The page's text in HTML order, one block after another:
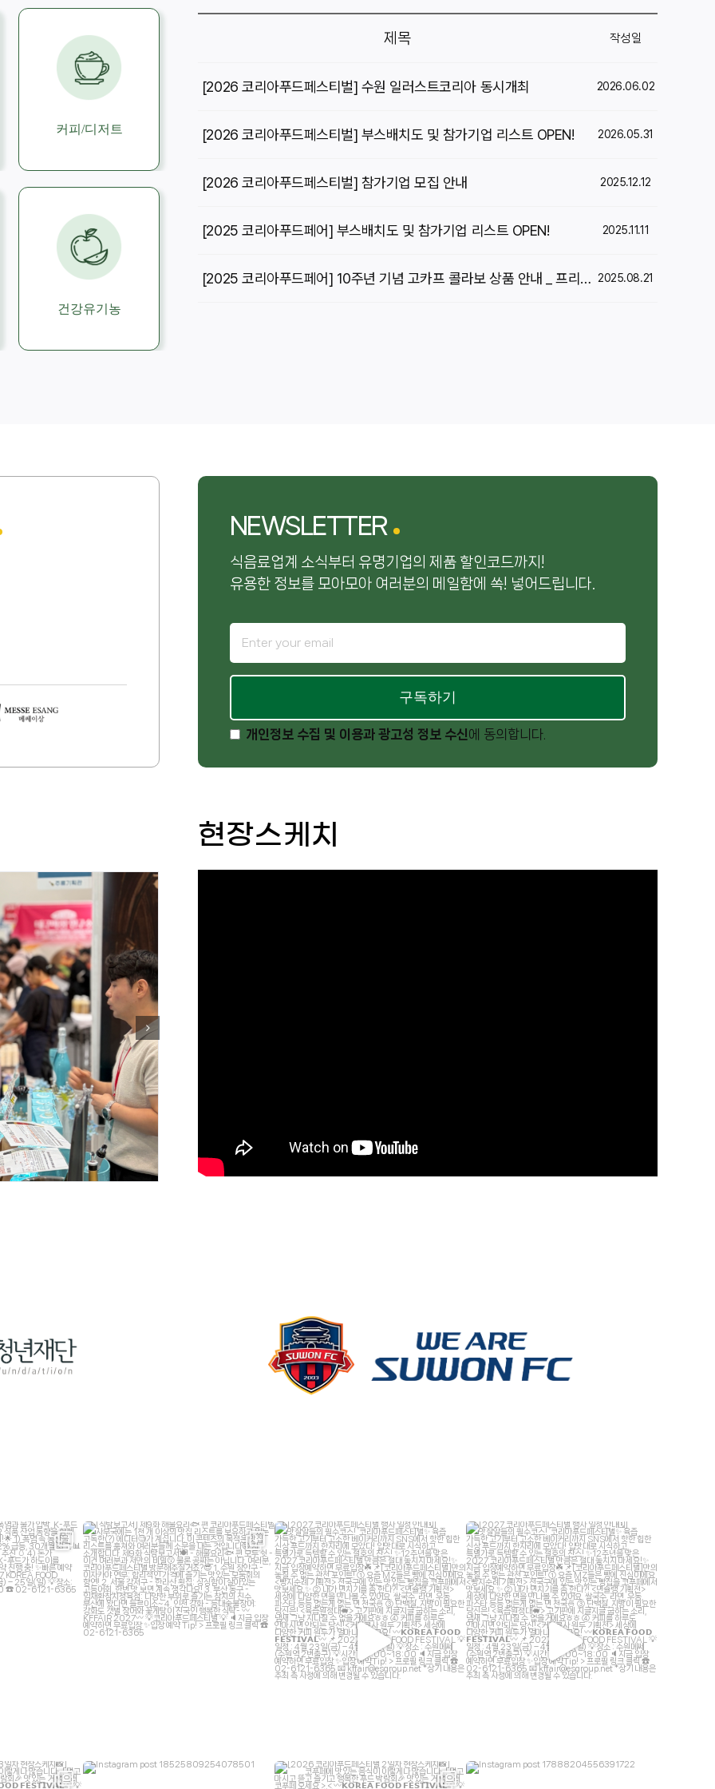
커피/디저트
건강유기농
제목 작성일
[2026 코리아푸드페스티벌] 수원 일러스트코리아 동시개최 2026.06.02
[2026 코리아푸드페스티벌] 부스배치도 및 참가기업 리스트 OPEN! 2026.05.31
[2026 코리아푸드페스티벌] 참가기업 모집 안내 2025.12.12
[2025 코리아푸드페어] 부스배치도 및 참가기업 리스트 OPEN! 2025.11.11
[2025 코리아푸드페어] 10주년 기념 고카프 콜라보 상품 안내 _ 프리미엄 풀패키지 참가 안내 2025.08.21
NEWSLETTER
식음료업계 소식부터 유명기업의 제품 할인코드까지!
유용한 정보를 모아모아 여러분의 메일함에 쏙! 넣어드립니다.
구독하기
개인정보 수집 및 이용과 광고성 정보 수신에 동의합니다.
현장스케치
kffair_live
7월 8
kffair_live
7월 2
kffair_live
6월 30
kffair_live